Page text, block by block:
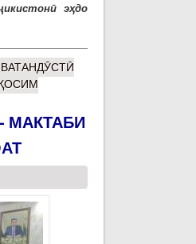
эҳдо
МАКТАБИ